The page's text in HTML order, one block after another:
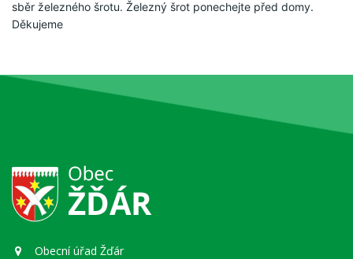
sběr železného šrotu. Železný šrot ponechejte před domy.
Děkujeme
Obecní úřad Žďár